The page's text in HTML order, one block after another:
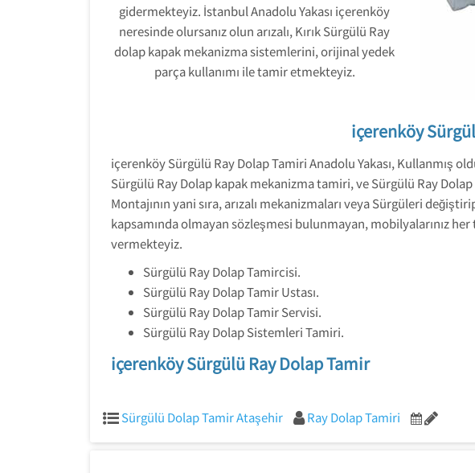
gidermekteyiz. İstanbul Anadolu Yakası içerenköy
neresinde olursanız olun arızalı, Kırık Sürgülü Ray
dolap kapak mekanizma sistemlerini, orijinal yedek
parça kullanımı ile tamir etmekteyiz.
içerenköy
içerenköy Sürgülü Ray Dolap Tamiri Anadolu Yakası, Kullanmış
Sürgülü Ray Dolap kapak mekanizma tamiri, ve Sürgülü Ray
Montajının yani sıra, arızalı mekanizmaları veya Sürgüleri
kapsamında olmayan sözleşmesi bulunmayan, mobilyalarınız
vermekteyiz.
Sürgülü Ray Dolap Tamircisi.
Sürgülü Ray Dolap Tamir Ustası.
Sürgülü Ray Dolap Tamir Servisi.
Sürgülü Ray Dolap Sistemleri Tamiri.
içerenköy Sürgülü Ray Dolap Tamir
Sürgülü Dolap Tamir Ataşehir Ray Dolap Tamiri